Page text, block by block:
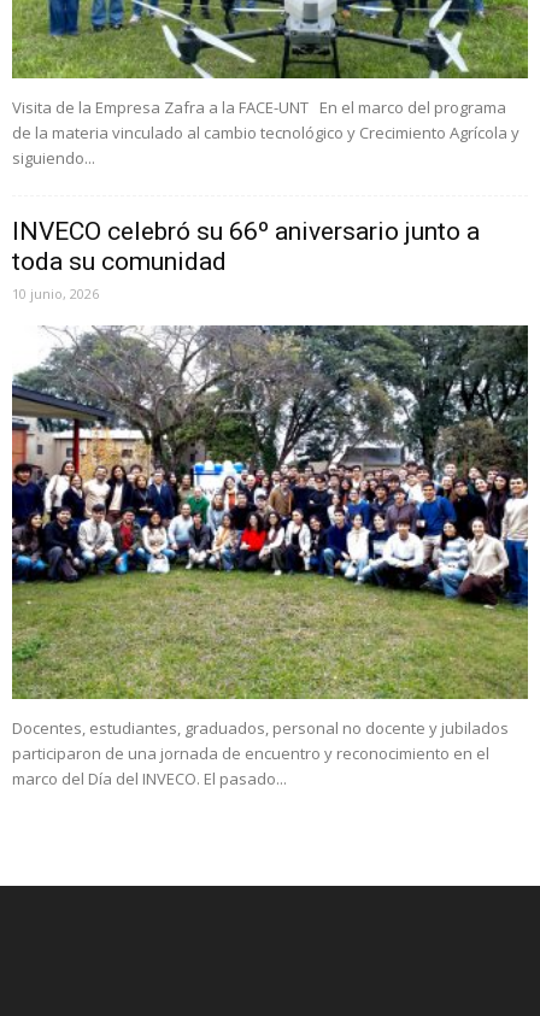
Visita de la Empresa Zafra a la FACE-UNT En el marco del programa
de la materia vinculado al cambio tecnológico y Crecimiento Agrícola y
siguiendo...
INVECO celebró su 66º aniversario junto a
toda su comunidad
10 junio, 2026
Docentes, estudiantes, graduados, personal no docente y jubilados
participaron de una jornada de encuentro y reconocimiento en el
marco del Día del INVECO. El pasado...